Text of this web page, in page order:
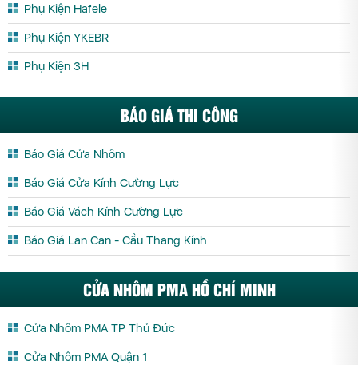
Phụ Kiện Hafele
Phụ Kiện YKEBR
Phụ Kiện 3H
BÁO GIÁ THI CÔNG
Báo Giá Cửa Nhôm
Báo Giá Cửa Kính Cường Lực
Báo Giá Vách Kính Cường Lực
Báo Giá Lan Can - Cầu Thang Kính
CỬA NHÔM PMA HỒ CHÍ MINH
Cửa Nhôm PMA TP Thủ Đức
Cửa Nhôm PMA Quận 1